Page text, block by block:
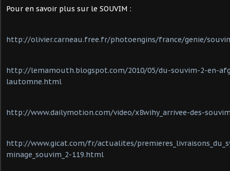
Pour en savoir plus sur le SOUVIM :
http://olivier.carneau.free.fr/photoengins/france/genie/
http://lemamouth.blogspot.com/2010/05/du-souvim-2-en-
lautomne.html
http://www.dailymotion.com/video/x8wihy_arrivee-des-
http://www.gicat.com/fr/actualites/
minage_souvim_2-119.html